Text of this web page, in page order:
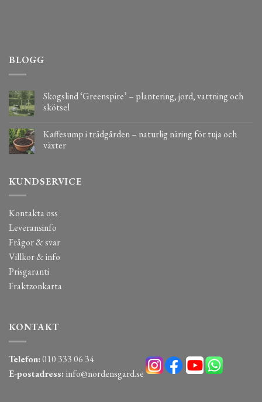
BLOGG
Skogslind ‘Greenspire’ – plantering, jord, vattning och
skötsel
Kaffesump i trädgården – naturlig näring för tuja och
växter
KUNDSERVICE
Kontakta oss
Leveransinfo
Frågor & svar
Villkor & info
Prisgaranti
Fraktzonkarta
KONTAKT
Telefon:010 333 06 34
E-postadress: info@nordensgard.se